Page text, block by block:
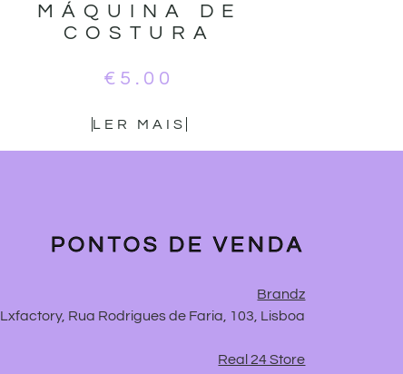
MÁQUINA DE
COSTURA
€ 5.00
LER MAIS
PONTOS DE VENDA
Brandz
Lxfactory, Rua Rodrigues de Faria, 103, Lisboa
Real 24 Store